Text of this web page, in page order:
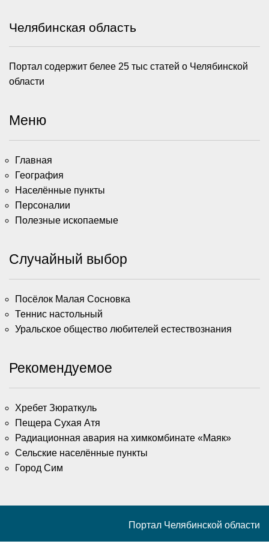
Челябинская область
Портал содержит белее 25 тыс статей о Челябинской
области
Меню
Главная
География
Населённые пункты
Персоналии
Полезные ископаемые
Случайный выбор
Посёлок Малая Сосновка
Теннис настольный
Уральское общество любителей естествознания
Рекомендуемое
Хребет Зюраткуль
Пещера Сухая Атя
Радиационная авария на химкомбинате «Маяк»
Сельские населённые пункты
Город Сим
Портал Челябинской области